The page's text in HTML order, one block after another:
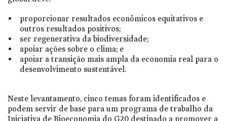
proporcionar resultados econômicos equitativos e
outros resultados positivos;
ser regenerativa da biodiversidade;
apoiar ações sobre o clima; e
apoiar a transição mais ampla da economia real para o
desenvolvimento sustentável.
Neste levantamento, cinco temas foram identificados e
podem servir de base para um programa de trabalho da
Iniciativa de Bioeconomia do G20 destinado a promover a